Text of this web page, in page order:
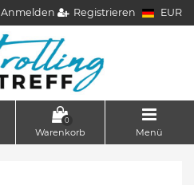
Anmelden Registrieren EUR
0
Warenkorb Menü